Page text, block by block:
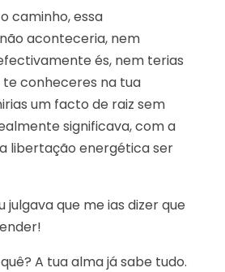
caminho, essa
aconteceria, nem
és, nem terias
te conheceres na tua
um facto de raiz sem
significava, com a
libertação energética ser
julgava que me ias dizer que
A tua alma já sabe tudo.